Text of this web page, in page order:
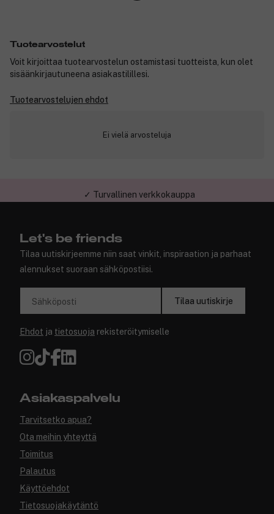
Tuotearvostelut
Voit kirjoittaa tuotearvostelun ostamistasi tuotteista, kun olet
sisäänkirjautuneena asiakastilillesi.
Tuotearvostelujen ehdot
Ei vielä arvosteluja
✓ Turvallinen verkkokauppa
Let's be friends
Tilaa uutiskirjeemme niin saat vinkit, inspiraation ja parhaat
alennukset suoraan sähköpostiisi.
Sähköposti Tilaa uutiskirje
Ehdot ja tietosuoja rekisteröitymiselle
Asiakaspalvelu
Tarvitsetko apua?
Ota meihin yhteyttä
Toimitus
Palautus
Käyttöehdot
Tietosuojakäytäntö